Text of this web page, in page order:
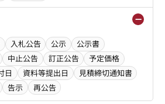
入札公告 公示
公示書
中止公告 訂正公告
予定価格
日 資料等提出日
見積締切通知書
告示 再公告